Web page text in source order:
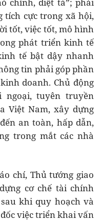
tích cực trong xã hội,
tốt, việc tốt, mô hình
phát triển kinh tế
tế bật dậy nhanh
tin phải góp phần
doanh. Chủ động
tuyên truyền
Việt Nam, xây dựng
an toàn, hấp dẫn,
trong mắt các nhà
chí, Thủ tướng giao
cơ chế tài chính
khi quy hoạch và
việc triển khai vấn